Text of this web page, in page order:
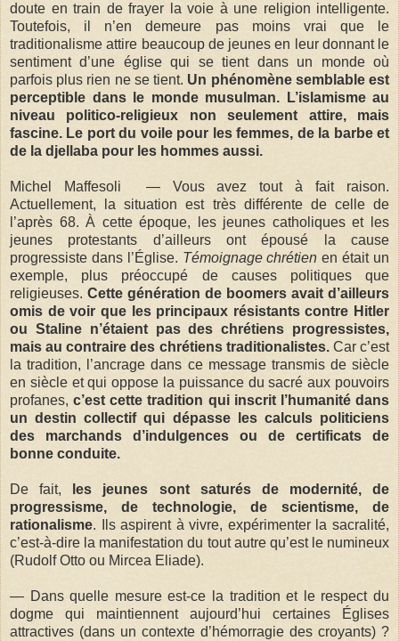
doute en train de frayer la voie à une religion intelligente.
Toutefois, il n’en demeure pas moins vrai que le
traditionalisme attire beaucoup de jeunes en leur donnant le
sentiment d’une église qui se tient dans un monde où
parfois plus rien ne se tient. Un phénomène semblable est
perceptible dans le monde musulman. L’islamisme au
niveau politico-religieux non seulement attire, mais
fascine. Le port du voile pour les femmes, de la barbe et
de la djellaba pour les hommes aussi.
Michel Maffesoli — Vous avez tout à fait raison.
Actuellement, la situation est très différente de celle de
l’après 68. À cette époque, les jeunes catholiques et les
jeunes protestants d’ailleurs ont épousé la cause
progressiste dans l’Église. Témoignage chrétien en était un
exemple, plus préoccupé de causes politiques que
religieuses. Cette génération de boomers avait d’ailleurs
omis de voir que les principaux résistants contre Hitler
ou Staline n’étaient pas des chrétiens progressistes,
mais au contraire des chrétiens traditionalistes.Car c’est
la tradition, l’ancrage dans ce message transmis de siècle
en siècle et qui oppose la puissance du sacré aux pouvoirs
profanes,c’est cette tradition qui inscrit l’humanité dans
un destin collectif qui dépasse les calculs politiciens
des marchands d’indulgences ou de certificats de
bonne conduite.
De fait,
les jeunes sont saturés de modernité, de
progressisme, de technologie, de scientisme, de
rationalisme. Ils aspirent à vivre, expérimenter la sacralité,
c’est-à-dire la manifestation du tout autre qu’est le numineux
(Rudolf Otto ou Mircea Eliade).
— Dans quelle mesure est-ce la tradition et le respect du
dogme qui maintiennent aujourd’hui certaines Églises
attractives (dans un contexte d’hémorragie des croyants) ?